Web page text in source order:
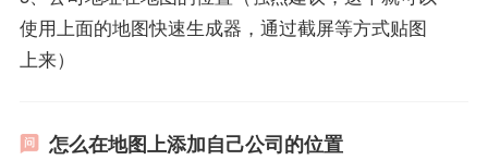
使用上面的地图快速生成器，通过截屏等方式贴图
上来）
怎么在地图上添加自己公司的位置